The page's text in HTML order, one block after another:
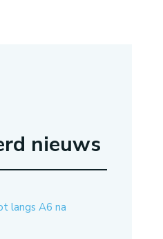
nieuws